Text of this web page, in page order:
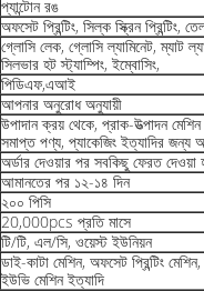
প্যান্টোন রঙ
অফসেট প্রিন্টিং, সিল্ক স্ক্রিন প্রিন্টিং, তেল
গ্লোসি লেক, গ্লোসি ল্যামিনেট, ম্যাট
সিলভার হট স্ট্যাম্পিং, ইম্বোসিং,
পিডিএফ,এআই
আপনার অনুরোধ অনুযায়ী
উপাদান ক্রয় থেকে, প্রাক-উত্পাদন
সমাপ্ত পণ্য, প্যাকেজিং ইত্যাদির জন্য
অর্ডার দেওয়ার পর সবকিছু ফেরত দেওয়া
আমানতের পর ১২-১৪ দিন
২০০ পিসি
20,000pcs প্রতি মাসে
টি/টি, এল/সি, ওয়েস্ট ইউনিয়ন
ডাই-কাটা মেশিন, অফসেট প্রিন্টিং মেশিন,
ইউভি মেশিন ইত্যাদি